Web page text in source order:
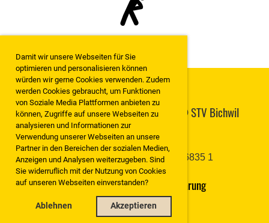
Damit wir unsere Webseiten für Sie
optimieren und personalisieren können
würden wir gerne Cookies verwenden. Zudem
werden Cookies gebraucht, um Funktionen
von Soziale Media Plattformen anbieten zu
können, Zugriffe auf unsere Webseiten zu
analysieren und Informationen zur
Verwendung unserer Webseiten an unsere
Partner in den Bereichen der sozialen Medien,
Anzeigen und Analysen weiterzugeben. Sind
Sie widerruflich mit der Nutzung von Cookies
auf unseren Webseiten einverstanden?
Ablehnen Akzeptieren
STV Bichwil | Copyright 2019-2026 @ STV Bichwil
CH-9248 Bichwil
IBAN: CH98 8080 8005 1767 6835 1
Impressum / Datenschutzerklärung